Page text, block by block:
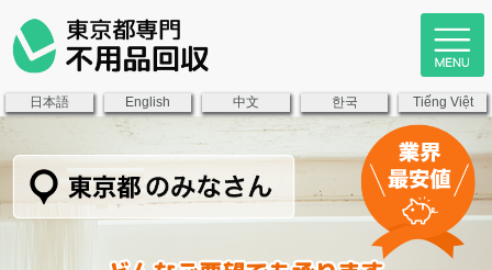
日本語 English 中文 한국 Tiếng Việt